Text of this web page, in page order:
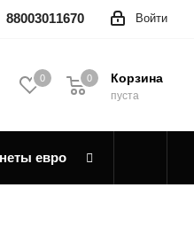
Войти
88003011670
0 Корзина
0
пуста
0
евро